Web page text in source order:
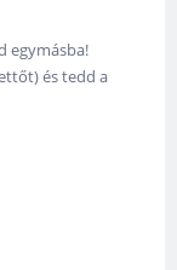
egymásba!
és tedd a